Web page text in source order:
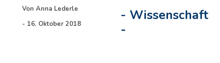
- Wissenschaft
-
Von Anna Lederle
- 16. Oktober 2018